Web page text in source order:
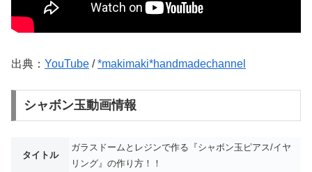
出典： YouTube /*makimaki*handmadechannel
シャボン玉動画情報
タイトル
ガラスドームとレジンで作る『シャボン玉ピアス/イヤ
リング』の作り方！！